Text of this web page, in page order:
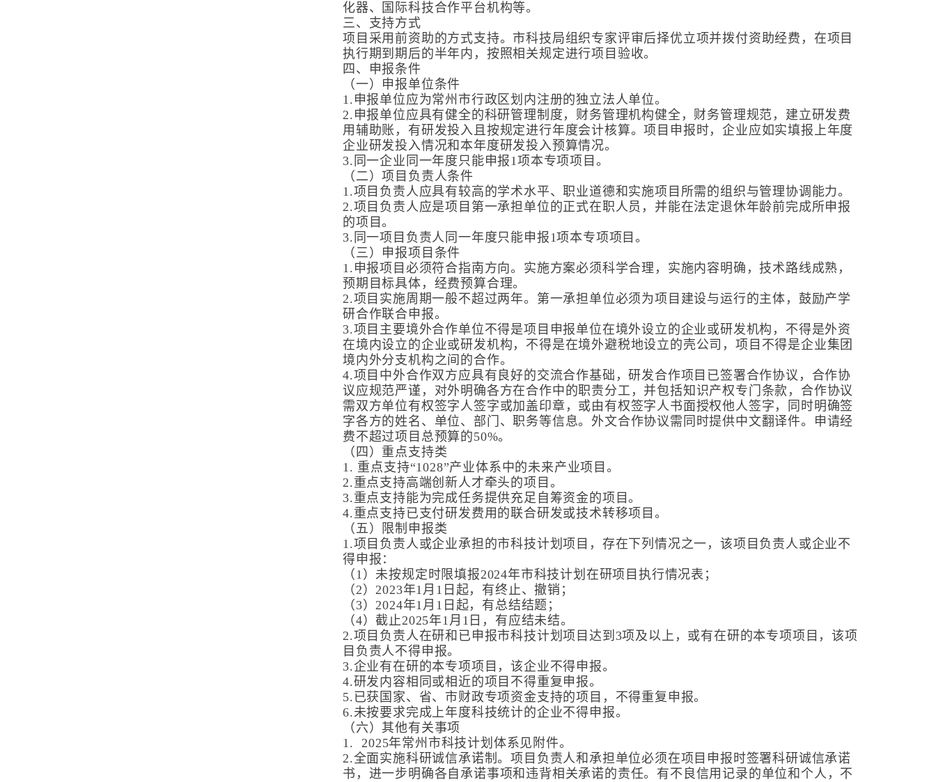
化器、国际科技合作平台机构等。
三、支持方式
项目采用前资助的方式支持。市科技局组织专家评审后择优立项并拨付资助经费，在项目
执行期到期后的半年内，按照相关规定进行项目验收。
四、申报条件
（一）申报单位条件
1.申报单位应为常州市行政区划内注册的独立法人单位。
2.申报单位应具有健全的科研管理制度，财务管理机构健全，财务管理规范，建立研发费
用辅助账，有研发投入且按规定进行年度会计核算。项目申报时，企业应如实填报上年度
企业研发投入情况和本年度研发投入预算情况。
3.同一企业同一年度只能申报1项本专项项目。
（二）项目负责人条件
1.项目负责人应具有较高的学术水平、职业道德和实施项目所需的组织与管理协调能力。
2.项目负责人应是项目第一承担单位的正式在职人员，并能在法定退休年龄前完成所申报
的项目。
3.同一项目负责人同一年度只能申报1项本专项项目。
（三）申报项目条件
1.申报项目必须符合指南方向。实施方案必须科学合理，实施内容明确，技术路线成熟，
预期目标具体，经费预算合理。
2.项目实施周期一般不超过两年。第一承担单位必须为项目建设与运行的主体，鼓励产学
研合作联合申报。
3.项目主要境外合作单位不得是项目申报单位在境外设立的企业或研发机构，不得是外资
在境内设立的企业或研发机构，不得是在境外避税地设立的壳公司，项目不得是企业集团
境内外分支机构之间的合作。
4.项目中外合作双方应具有良好的交流合作基础，研发合作项目已签署合作协议，合作协
议应规范严谨，对外明确各方在合作中的职责分工，并包括知识产权专门条款，合作协议
需双方单位有权签字人签字或加盖印章，或由有权签字人书面授权他人签字，同时明确签
字各方的姓名、单位、部门、职务等信息。外文合作协议需同时提供中文翻译件。申请经
费不超过项目总预算的50%。
（四）重点支持类
1. 重点支持“1028”产业体系中的未来产业项目。
2.重点支持高端创新人才牵头的项目。
3.重点支持能为完成任务提供充足自筹资金的项目。
4.重点支持已支付研发费用的联合研发或技术转移项目。
（五）限制申报类
1.项目负责人或企业承担的市科技计划项目，存在下列情况之一，该项目负责人或企业不
得申报：
（1）未按规定时限填报2024年市科技计划在研项目执行情况表；
（2）2023年1月1日起，有终止、撤销；
（3）2024年1月1日起，有总结结题；
（4）截止2025年1月1日，有应结未结。
2.项目负责人在研和已申报市科技计划项目达到3项及以上，或有在研的本专项项目，该项
目负责人不得申报。
3.企业有在研的本专项项目，该企业不得申报。
4.研发内容相同或相近的项目不得重复申报。
5.已获国家、省、市财政专项资金支持的项目，不得重复申报。
6.未按要求完成上年度科技统计的企业不得申报。
（六）其他有关事项
1. 2025年常州市科技计划体系见附件。
2.全面实施科研诚信承诺制。项目负责人和承担单位必须在项目申报时签署科研诚信承诺
书，进一步明确各自承诺事项和违背相关承诺的责任。有不良信用记录的单位和个人，不